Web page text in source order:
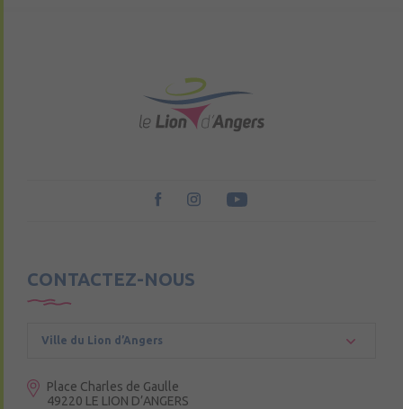
CONTACTEZ-NOUS
Ville du Lion d’Angers
Place Charles de Gaulle
49220 LE LION D’ANGERS